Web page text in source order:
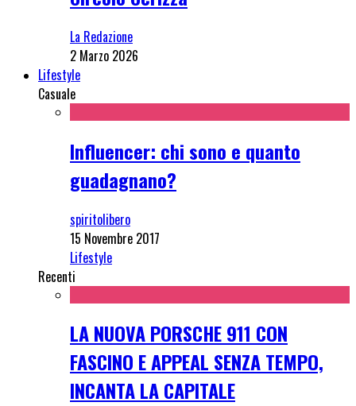
La Redazione
2 Marzo 2026
Lifestyle
Casuale
Influencer: chi sono e quanto
guadagnano?
spiritolibero
15 Novembre 2017
Lifestyle
Recenti
LA NUOVA PORSCHE 911 CON
FASCINO E APPEAL SENZA TEMPO,
INCANTA LA CAPITALE